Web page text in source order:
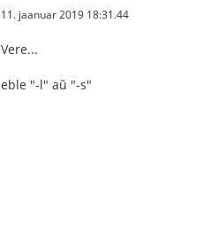
11. jaanuar 2019 18:31.44
Vere...
eble "-l" aŭ "-s"